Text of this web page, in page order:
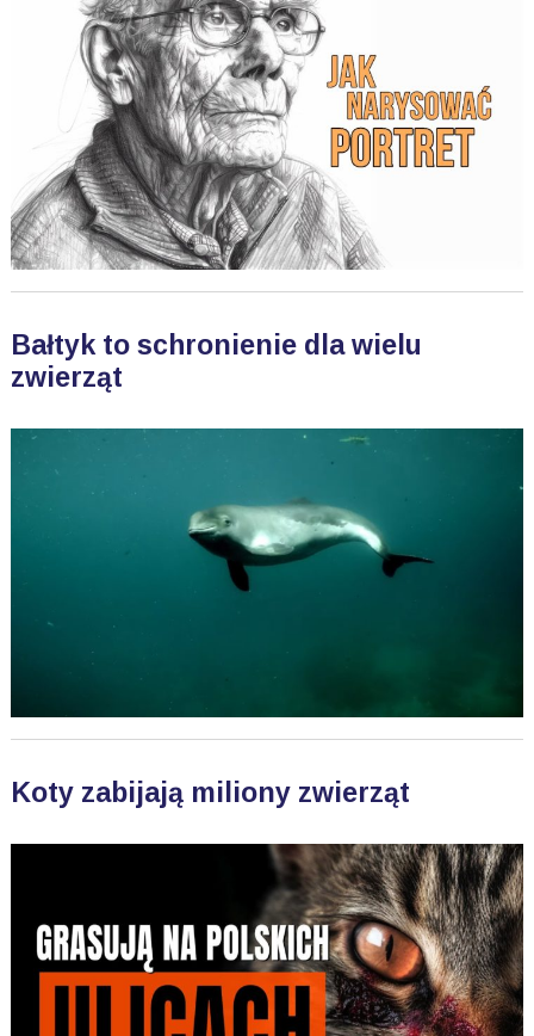
Bałtyk to schronienie dla wielu
zwierząt
Koty zabijają miliony zwierząt